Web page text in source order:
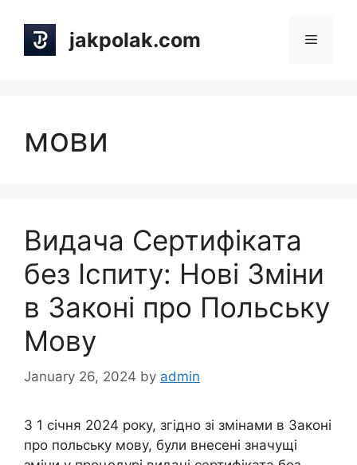
content
jakpolak.com Menu
мови
Видача Сертифіката
без Іспиту: Нові Зміни
в Законі про Польську
Мову
January 26, 2024 by admin
З 1 січня 2024 року, згідно зі змінами в Законі
про польську мову, були внесені значущі